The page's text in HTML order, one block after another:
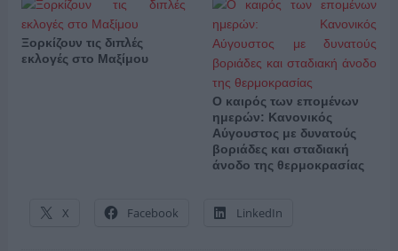
Ξορκίζουν τις διπλές
εκλογές στο Μαξίμου
Ο καιρός των επομένων
ημερών: Κανονικός
Αύγουστος με δυνατούς
βοριάδες και σταδιακή
άνοδο της θερμοκρασίας
X Facebook LinkedIn